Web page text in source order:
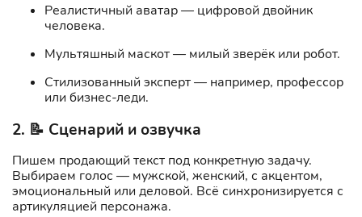
Реалистичный аватар — цифровой двойник
человека.
Мультяшный маскот — милый зверёк или робот.
Стилизованный эксперт — например, профессор
или бизнес-леди.
2. 📝 Сценарий и озвучка
Пишем продающий текст под конкретную задачу.
Выбираем голос — мужской, женский, с акцентом,
эмоциональный или деловой. Всё синхронизируется с
артикуляцией персонажа.